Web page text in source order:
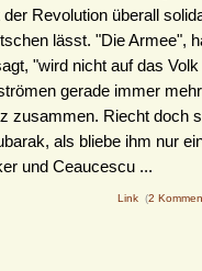
Revolution überall
lässt. "Die Armee",
"wird nicht auf das
gerade immer
zusammen. Riecht doch
als bliebe ihm nur
und Ceaucescu ...
Link (2